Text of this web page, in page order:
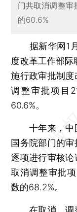
门共取消调整审
的60.6%
据新华网1月
度改革工作部
施行政审批制
调整审批项目
60.6%。
十年来，中
国务院部门的
逐项进行审核
取消调整审批
数的68.2%。
在取消、调